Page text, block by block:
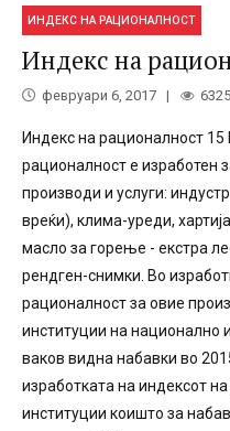
ИНДЕКС НА РАЦИОНАЛНОСТ
Индекс на
февруари 6, 2017 6325
Индекс на рационалност 15
рационалност е изработен
производи и услуги:
вреќи), клима-уреди,
масло за горење - екстра
рендген-снимки. Во
рационалност за овие
институции на национално
ваков видна набавки во
изработката на индексот
институции коишто за